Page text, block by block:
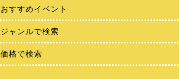
おすすめイベント
ジャンルで検索
価格で検索